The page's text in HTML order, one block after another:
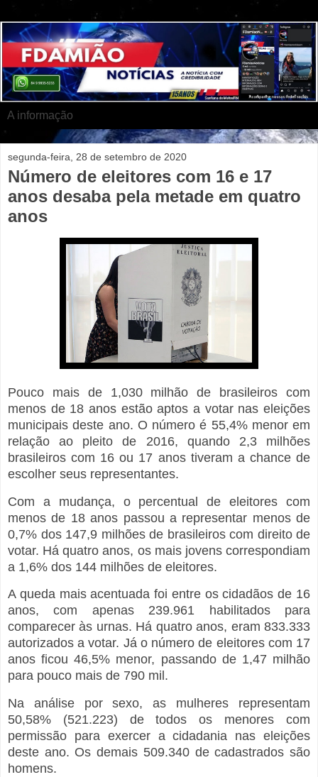
A informação
segunda-feira, 28 de setembro de 2020
Número de eleitores com 16 e 17
anos desaba pela metade em quatro
anos
Pouco mais de 1,030 milhão de brasileiros com
menos de 18 anos estão aptos a votar nas eleições
municipais deste ano. O número é 55,4% menor em
relação ao pleito de 2016, quando 2,3 milhões
brasileiros com 16 ou 17 anos tiveram a chance de
escolher seus representantes.
Com a mudança, o percentual de eleitores com
menos de 18 anos passou a representar menos de
0,7% dos 147,9 milhões de brasileiros com direito de
votar. Há quatro anos, os mais jovens correspondiam
a 1,6% dos 144 milhões de eleitores.
A queda mais acentuada foi entre os cidadãos de 16
anos, com apenas 239.961 habilitados para
comparecer às urnas. Há quatro anos, eram 833.333
autorizados a votar. Já o número de eleitores com 17
anos ficou 46,5% menor, passando de 1,47 milhão
para pouco mais de 790 mil.
Na análise por sexo, as mulheres representam
50,58% (521.223) de todos os menores com
permissão para exercer a cidadania nas eleições
deste ano. Os demais 509.340 de cadastrados são
homens.